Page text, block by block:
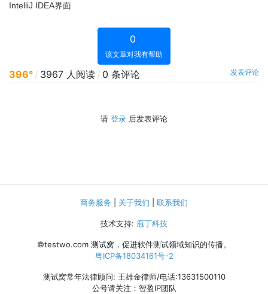
IntelliJ IDEA界面
0
该文章对我有帮助
396° / 3967 人阅读 / 0 条评论 发表评论
请 登录 后发表评论
商务服务 关于我们 联系我们
技术支持: 庖丁科技
©testwo.com 测试窝，促进软件测试领域知识的传播。
粤ICP备18034161号-2
测试窝常年法律顾问: 王雄金律师/电话:13631500110
公号请关注：智盈IP团队